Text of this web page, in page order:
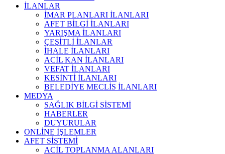
İLANLAR
İMAR PLANLARI İLANLARI
AFET BİLGİ İLANLARI
YARIŞMA İLANLARI
ÇEŞİTLİ İLANLAR
İHALE İLANLARI
ACİL KAN İLANLARI
VEFAT İLANLARI
KESİNTİ İLANLARI
BELEDİYE MECLİS İLANLARI
MEDYA
SAĞLIK BİLGİ SİSTEMİ
HABERLER
DUYURULAR
ONLİNE İŞLEMLER
AFET SİSTEMİ
ACİL TOPLANMA ALANLARI